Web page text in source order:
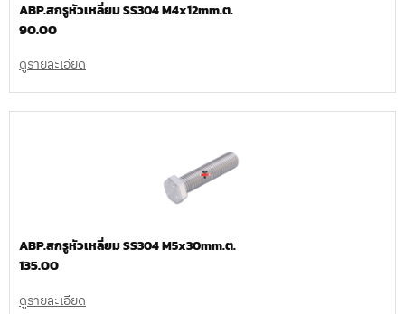
ABP.สกรูหัวเหลี่ยม SS304 M4x12mm.ต.
90.00
ดูรายละเอียด
ABP.สกรูหัวเหลี่ยม SS304 M5x30mm.ต.
135.00
ดูรายละเอียด